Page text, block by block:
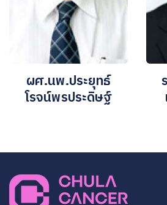
ผศ.นพ.ประยุทธ์
โรจน์พรประดิษฐ์